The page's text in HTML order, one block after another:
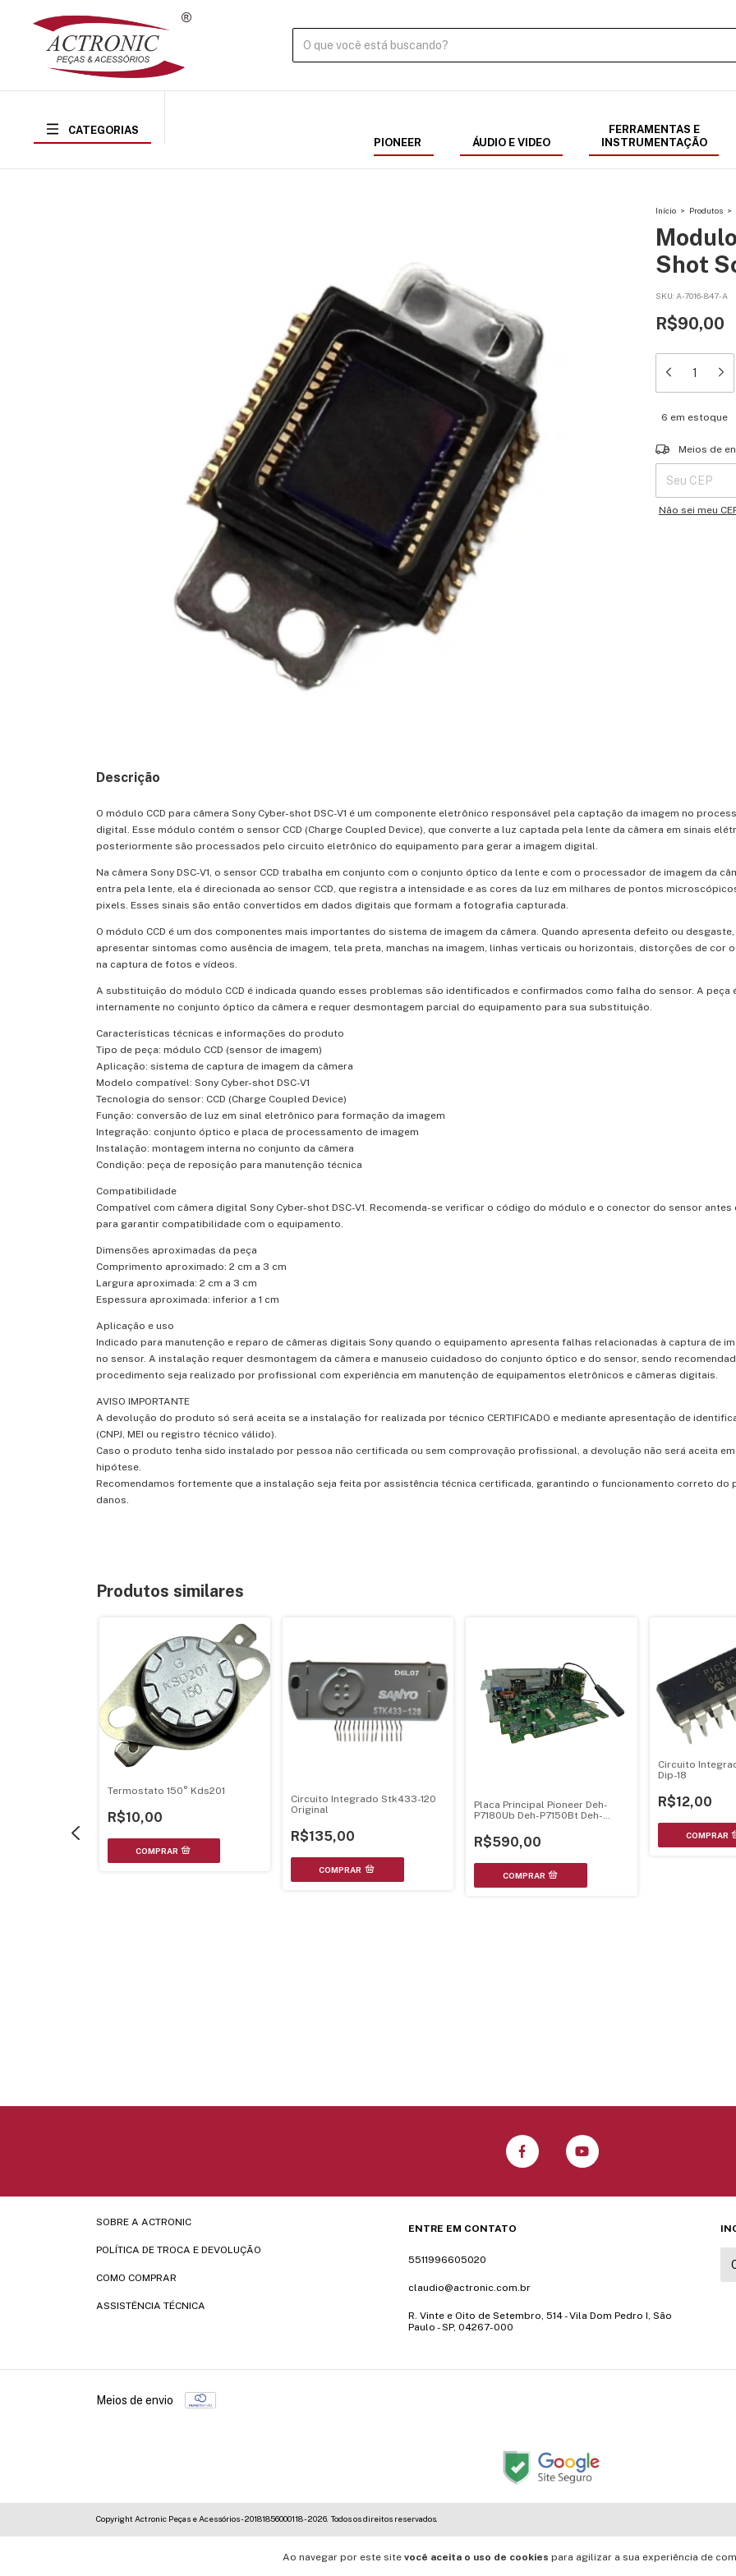
CATEGORIAS
PIONEER
ÁUDIO E VIDEO
FERRAMENTAS E
INSTRUMENTAÇÃO
Ao navegar por este site você aceita o uso de cookies para agilizar a sua experiência de
Início > Produtos >
Shot
SKU: A-7016-847-A
R$90,00
6 em estoque
Entregas para o
Meios de
Não sei meu
Descrição
O módulo CCD para câmera Sony Cyber-shot DSC-V1 é um componente eletrônico responsável pela captação da imagem no
digital. Esse módulo contém o sensor CCD (Charge Coupled Device), que converte a luz captada pela lente da câmera em sinais
posteriormente são processados pelo circuito eletrônico do equipamento para gerar a imagem digital.
Na câmera Sony DSC-V1, o sensor CCD trabalha em conjunto com o conjunto óptico da lente e com o processador de imagem da
entra pela lente, ela é direcionada ao sensor CCD, que registra a intensidade e as cores da luz em milhares de pontos
pixels. Esses sinais são então convertidos em dados digitais que formam a fotografia capturada.
O módulo CCD é um dos componentes mais importantes do sistema de imagem da câmera. Quando apresenta defeito ou desgaste,
apresentar sintomas como ausência de imagem, tela preta, manchas na imagem, linhas verticais ou horizontais, distorções de cor
na captura de fotos e vídeos.
A substituição do módulo CCD é indicada quando esses problemas são identificados e confirmados como falha do sensor. A peça
internamente no conjunto óptico da câmera e requer desmontagem parcial do equipamento para sua substituição.
Características técnicas e informações do produto
Tipo de peça: módulo CCD (sensor de imagem)
Aplicação: sistema de captura de imagem da câmera
Modelo compatível: Sony Cyber-shot DSC-V1
Tecnologia do sensor: CCD (Charge Coupled Device)
Função: conversão de luz em sinal eletrônico para formação da imagem
Integração: conjunto óptico e placa de processamento de imagem
Instalação: montagem interna no conjunto da câmera
Condição: peça de reposição para manutenção técnica
Compatibilidade
Compatível com câmera digital Sony Cyber-shot DSC-V1. Recomenda-se verificar o código do módulo e o conector do sensor antes
para garantir compatibilidade com o equipamento.
Dimensões aproximadas da peça
Comprimento aproximado: 2 cm a 3 cm
Largura aproximada: 2 cm a 3 cm
Espessura aproximada: inferior a 1 cm
Aplicação e uso
Indicado para manutenção e reparo de câmeras digitais Sony quando o equipamento apresenta falhas relacionadas à captura de
no sensor. A instalação requer desmontagem da câmera e manuseio cuidadoso do conjunto óptico e do sensor, sendo
procedimento seja realizado por profissional com experiência em manutenção de equipamentos eletrônicos e câmeras digitais.
AVISO IMPORTANTE
A devolução do produto só será aceita se a instalação for realizada por técnico CERTIFICADO e mediante apresentação de
(CNPJ, MEI ou registro técnico válido).
Caso o produto tenha sido instalado por pessoa não certificada ou sem comprovação profissional, a devolução não será aceita em
hipótese.
Recomendamos fortemente que a instalação seja feita por assistência técnica certificada, garantindo o funcionamento correto do
danos.
Produtos similares
Termostato 150° Kds201
R$10,00
Circuito Integrado Stk433-120
Original
R$135,00
Placa Principal Pioneer Deh-
P7180Ub Deh-P7150Bt Deh-
R$590,00
Circuito
Dip-18
R$12,00
SOBRE A ACTRONIC
POLÍTICA DE TROCA E DEVOLUÇÃO
COMO COMPRAR
ASSISTÊNCIA TÉCNICA
ENTRE EM CONTATO
5511996605020
claudio@actronic.com.br
R. Vinte e Oito de Setembro, 514 - Vila Dom Pedro I, São
Paulo - SP, 04267-000
Meios de envio
Copyright Actronic Peças e Acessórios - 20181856000118 - 2026. Todos os direitos reservados.